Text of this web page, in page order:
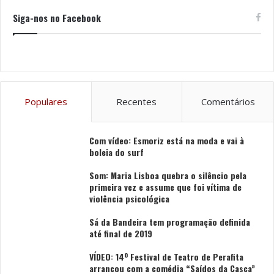
brasileiros e tem alcançado exemplares de grande
A celebrar 190 anos e com uma esfera de ação muito
além da Península de Setúbal natal, a José Maria da
Fonseca, sediada em Azeitão, foi considerada “Empresa
A gama de vinhos Dory, elaborada na região de Lisboa
pela Adega Mãe, arrebatou a distinção de “Marca do
David Baverstock, provavelmente o mais português
Siga-nos no Facebook
Populares Recentes Comentários
Com vídeo: Esmoriz está na moda e vai à
boleia do surf
Som: Maria Lisboa quebra o silêncio pela
primeira vez e assume que foi vítima de
violência psicológica
Sá da Bandeira tem programação definida
até final de 2019
VÍDEO: 14º Festival de Teatro de Perafita
arrancou com a comédia “Saídos da Casca”